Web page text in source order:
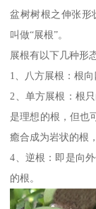
盆树树根之伸张形
叫做“展根”。
展根有以下几种形
1、八方展根：根
2、单方展根：根
是理想的根，但也
癒合成为岩状的根
4、逆根：即是向
的根。